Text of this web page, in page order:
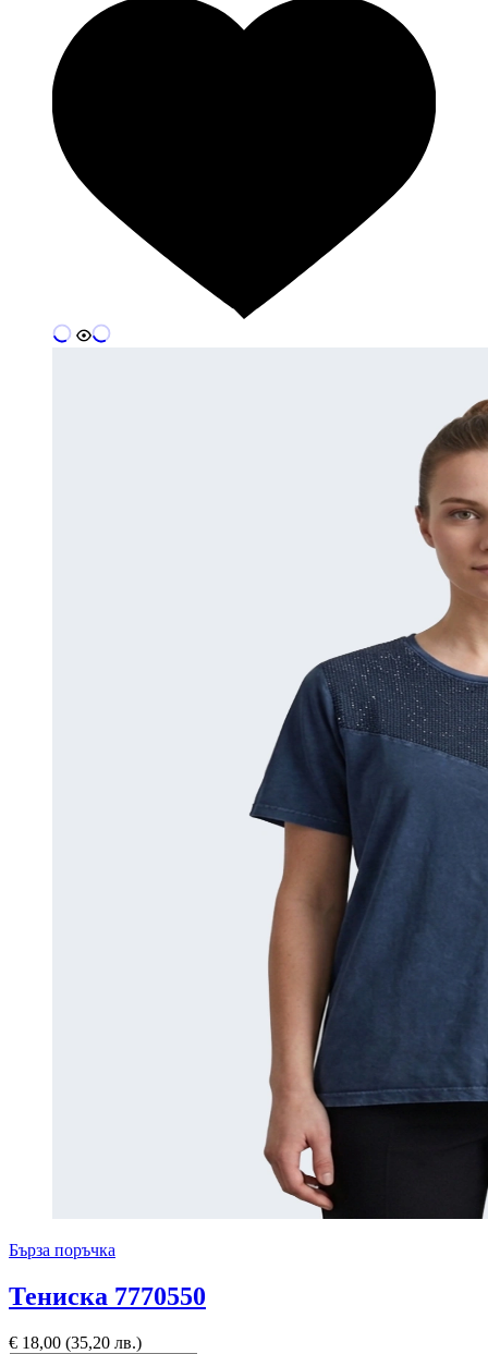
Бърза поръчка
Тениска 7770550
€ 18,00 (35,20 лв.)